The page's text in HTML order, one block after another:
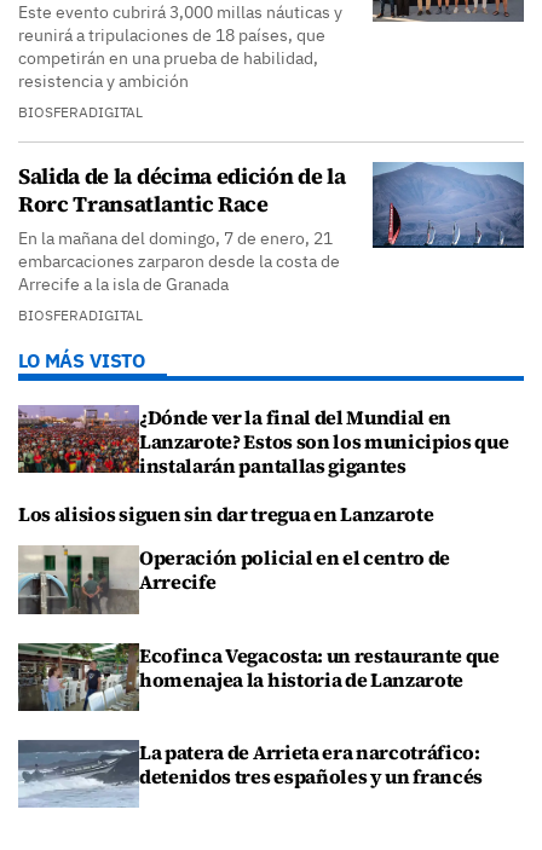
Este evento cubrirá 3,000 millas náuticas y
reunirá a tripulaciones de 18 países, que
competirán en una prueba de habilidad,
resistencia y ambición
BIOSFERADIGITAL
Salida de la décima edición de la
Rorc Transatlantic Race
En la mañana del domingo, 7 de enero, 21
embarcaciones zarparon desde la costa de
Arrecife a la isla de Granada
BIOSFERADIGITAL
LO MÁS VISTO
¿Dónde ver la final del Mundial en
Lanzarote? Estos son los municipios que
instalarán pantallas gigantes
Los alisios siguen sin dar tregua en Lanzarote
Operación policial en el centro de
Arrecife
Ecofinca Vegacosta: un restaurante que
homenajea la historia de Lanzarote
La patera de Arrieta era narcotráfico:
detenidos tres españoles y un francés